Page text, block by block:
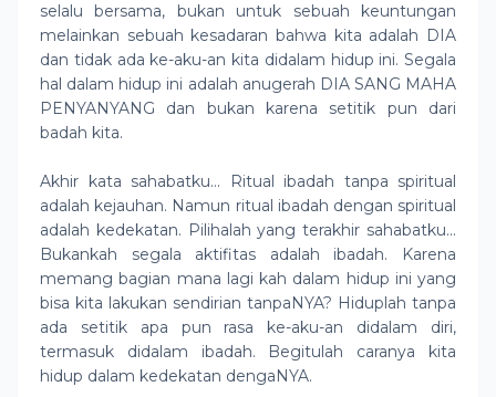
selalu bersama, bukan untuk sebuah keuntungan
melainkan sebuah kesadaran bahwa kita adalah DIA
dan tidak ada ke-aku-an kita didalam hidup ini. Segala
hal dalam hidup ini adalah anugerah DIA SANG MAHA
PENYANYANG dan bukan karena setitik pun dari
badah kita.
Akhir kata sahabatku... Ritual ibadah tanpa spiritual
adalah kejauhan. Namun ritual ibadah dengan spiritual
adalah kedekatan. Pilihalah yang terakhir sahabatku...
Bukankah segala aktifitas adalah ibadah. Karena
memang bagian mana lagi kah dalam hidup ini yang
bisa kita lakukan sendirian tanpaNYA? Hiduplah tanpa
ada setitik apa pun rasa ke-aku-an didalam diri,
termasuk didalam ibadah. Begitulah caranya kita
hidup dalam kedekatan dengaNYA.